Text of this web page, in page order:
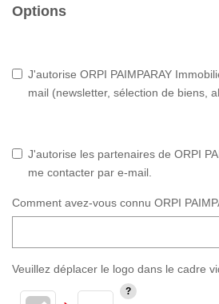
Options
J'autorise ORPI PAIMPARAY
mail (newsletter, sélection de biens,
J'autorise les partenaires de ORPI
me contacter par e-mail.
Comment avez-vous connu ORPI
Veuillez déplacer le logo dans le cadre